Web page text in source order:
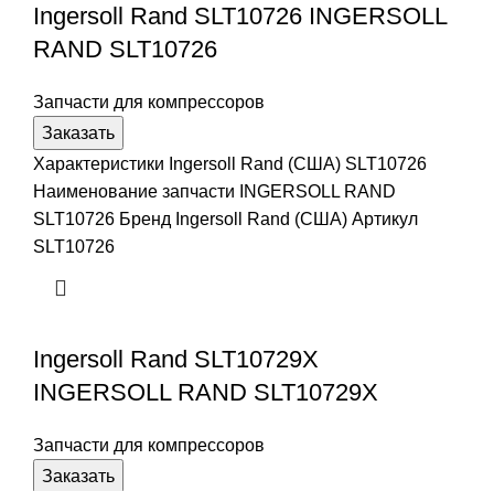
Ingersoll Rand SLT10726 INGERSOLL
RAND SLT10726
Запчасти для компрессоров
Заказать
Характеристики Ingersoll Rand (США) SLT10726
Наименование запчасти INGERSOLL RAND
SLT10726 Бренд Ingersoll Rand (США) Артикул
SLT10726
Ingersoll Rand SLT10729X
INGERSOLL RAND SLT10729X
Запчасти для компрессоров
Заказать